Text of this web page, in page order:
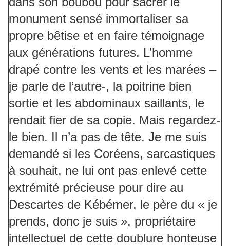
monument sensé immortaliser sa
propre bêtise et en faire témoignage
aux générations futures. L’homme
drapé contre les vents et les marées –
je parle de l’autre-, la poitrine bien
sortie et les abdominaux saillants, le
rendait fier de sa copie. Mais regardez-
le bien. Il n’a pas de tête. Je me suis
demandé si les Coréens, sarcastiques
à souhait, ne lui ont pas enlevé cette
extrémité précieuse pour dire au
Descartes de Kébémer, le père du « je
prends, donc je suis », propriétaire
intellectuel de cette doublure honteuse